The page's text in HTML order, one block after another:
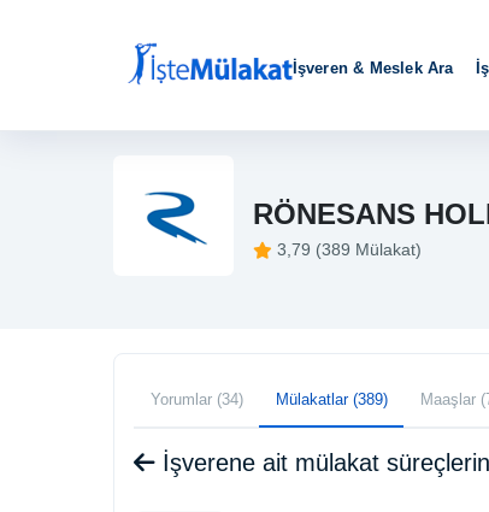
İşveren & Meslek Ara
RÖNESANS
3,79 (389 Mülakat)
Yorumlar (34) Mülakatlar (389) Maaşlar
İşverene ait mülakat